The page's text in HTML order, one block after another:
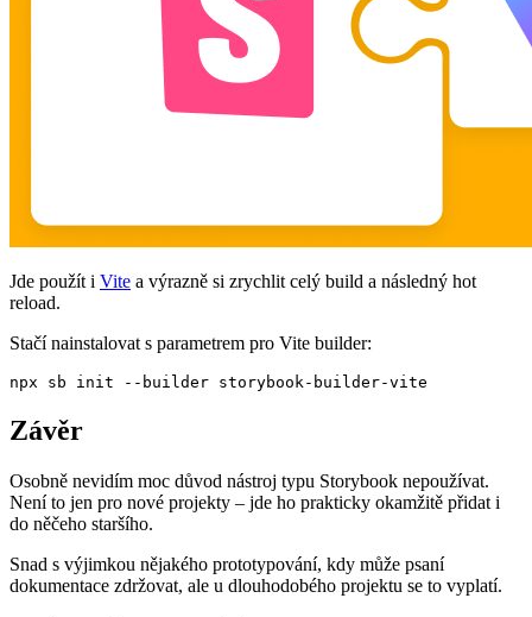
Jde použít i Vite a výrazně si zrychlit celý build a následný hot
reload.
Stačí nainstalovat s parametrem pro Vite builder:
npx sb init --builder storybook-builder-vite
Závěr
Osobně nevidím moc důvod nástroj typu Storybook nepoužívat.
Není to jen pro nové projekty – jde ho prakticky okamžitě přidat i
do něčeho staršího.
Snad s výjimkou nějakého prototypování, kdy může psaní
dokumentace zdržovat, ale u dlouhodobého projektu se to vyplatí.